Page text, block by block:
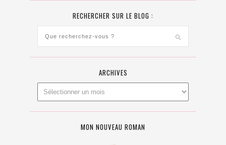
RECHERCHER SUR LE BLOG :
ARCHIVES
MON NOUVEAU ROMAN